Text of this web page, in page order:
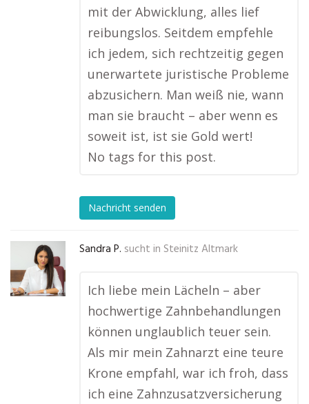
mit der Abwicklung, alles lief
reibungslos. Seitdem empfehle
ich jedem, sich rechtzeitig gegen
unerwartete juristische Probleme
abzusichern. Man weiß nie, wann
man sie braucht – aber wenn es
soweit ist, ist sie Gold wert!
No tags for this post.
Nachricht senden
Sandra P. sucht in Steinitz Altmark
Ich liebe mein Lächeln – aber
hochwertige Zahnbehandlungen
können unglaublich teuer sein.
Als mir mein Zahnarzt eine teure
Krone empfahl, war ich froh, dass
ich eine Zahnzusatzversicherung